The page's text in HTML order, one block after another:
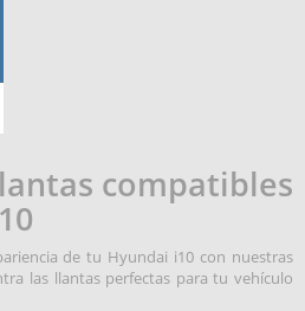
compatibles
de tu Hyundai i10 con nuestras
las llantas perfectas para tu vehículo